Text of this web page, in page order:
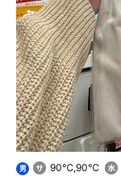
男 90℃,90℃